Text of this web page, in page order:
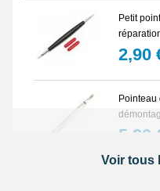
Petit
2,90
Pointeau
5,90
Lot
Voir tous